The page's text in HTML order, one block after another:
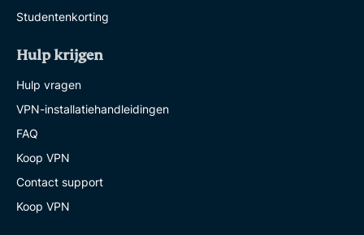
Studentenkorting
Hulp krijgen
Hulp vragen
VPN-installatiehandleidingen
FAQ
Koop VPN
Contact support
Koop VPN